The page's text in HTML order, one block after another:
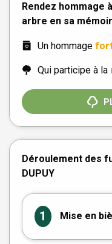
Rendez hommage
arbre en sa
Un hommage
Qui participe à la
Déroulement des
DUPUY
1 Mise en